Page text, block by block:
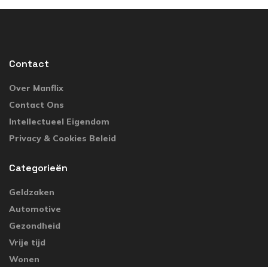
Contact
Over Manflix
Contact Ons
Intellectueel Eigendom
Privacy & Cookies Beleid
Categorieën
Geldzaken
Automotive
Gezondheid
Vrije tijd
Wonen